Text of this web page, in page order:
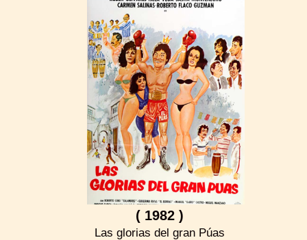
( 1982 )
Las glorias del gran Púas